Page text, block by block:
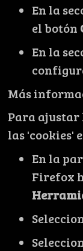
En la
el botón
En la
Más
Para ajustar
las 'cookies'
En la
Firefox